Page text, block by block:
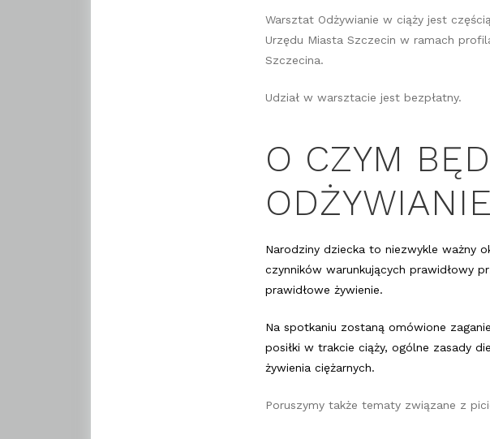
Warsztat Odżywianie w ciąży jest
Urzędu Miasta Szczecin w ramach
Szczecina.
Udział w warsztacie jest bezpłatny.
O CZYM
Narodziny dziecka to niezwykle ważny
czynników warunkujących prawidłowy
prawidłowe żywienie.
Na spotkaniu zostaną omówione
posiłki w trakcie ciąży, ogólne zasady
żywienia ciężarnych.
Poruszymy także tematy związane z